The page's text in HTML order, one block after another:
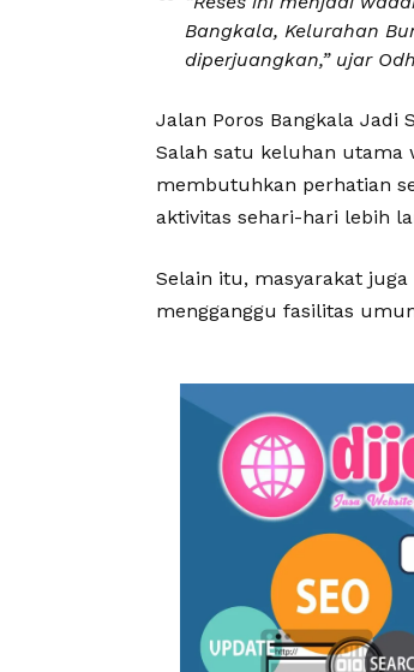
Bangkala, Kelurahan
diperjuangkan,” ujar
Jalan Poros Bangkala Jadi
Salah satu keluhan utama
membutuhkan perhatian
aktivitas sehari-hari lebih
Selain itu, masyarakat
mengganggu fasilitas